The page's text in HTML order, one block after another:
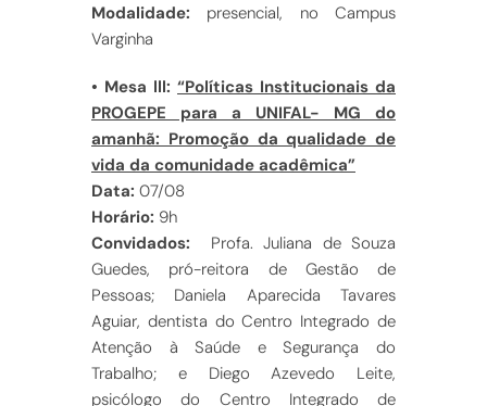
Modalidade: presencial, no Campus
Varginha
• Mesa lll: “Políticas Institucionais da
PROGEPE para a UNIFAL- MG do
amanhã: Promoção da qualidade de
vida da comunidade acadêmica”
Data: 07/08
Horário: 9h
Convidados: Profa. Juliana de Souza
Guedes, pró-reitora de Gestão de
Pessoas; Daniela Aparecida Tavares
Aguiar, dentista do Centro Integrado de
Atenção à Saúde e Segurança do
Trabalho; e Diego Azevedo Leite,
psicólogo do Centro Integrado de